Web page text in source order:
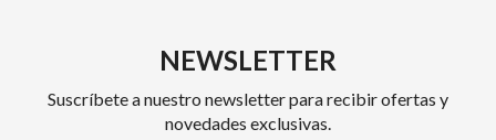
NEWSLETTER
Suscríbete a nuestro newsletter para recibir ofertas y
novedades exclusivas.